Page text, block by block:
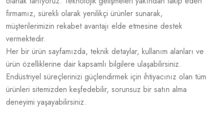
firmamız, sürekli olarak yenilikçi ürünler sunarak,
müşterilerimizin rekabet avantajı elde etmesine destek
vermektedir.
Her bir ürün sayfamızda, teknik detaylar, kullanım alanları ve
ürün özelliklerine dair kapsamlı bilgilere ulaşabilirsiniz.
Endüstriyel süreçlerinizi güçlendirmek için ihtiyacınız olan tüm
ürünleri sitemizden keşfedebilir, sorunsuz bir satın alma
deneyimi yaşayabilirsiniz.